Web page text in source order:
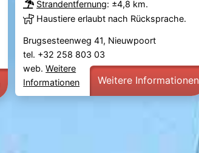
Strandentfernung: ±4,8 km.
Haustiere erlaubt nach Rücksprache.
Brugsesteenweg 41, Nieuwpoort
tel. +32 258 803 03
web.Weitere
Informationen
Weitere Informationen